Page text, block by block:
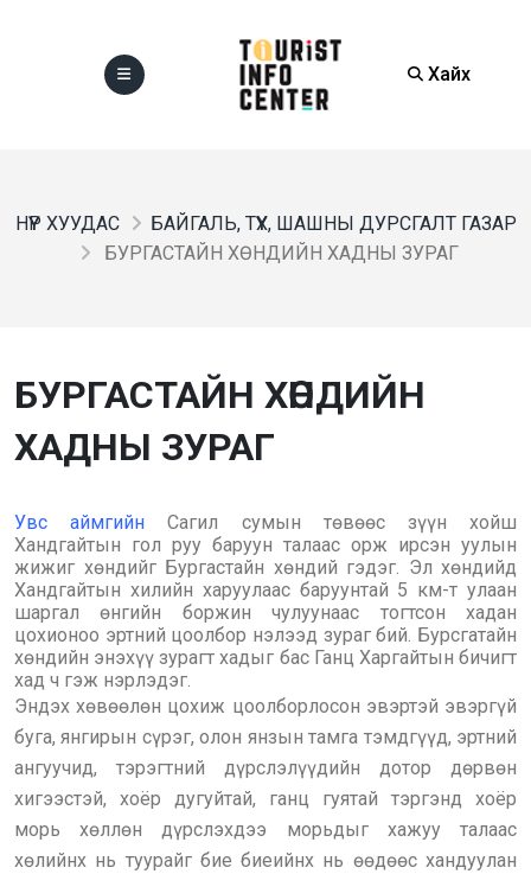
Хайх
НҮҮР ХУУДАС
БАЙГАЛЬ, ТҮҮХ, ШАШНЫ ДУРСГАЛТ ГАЗАР
БУРГАСТАЙН ХӨНДИЙН ХАДНЫ ЗУРАГ
БУРГАСТАЙН ХӨНДИЙН
ХАДНЫ ЗУРАГ
Увс аймгийн Сагил сумын төвөөс зүүн хойш
Хандгайтын гол руу баруун талаас орж ирсэн уулын
жижиг хөндийг Бургастайн хөндий гэдэг. Эл хөндийд
Хандгайтын хилийн харуулаас баруунтай 5 км-т улаан
шаргал өнгийн боржин чулуунаас тогтсон хадан
цохионоо эртний цоолбор нэлээд зураг бий. Бурсгатайн
хөндийн энэхүү зурагт хадыг бас Ганц Харгайтын бичигт
хад ч гэж нэрлэдэг.
Эндэх хөвөөлөн цохиж цоолборлосон эвэртэй эвэргүй
буга, янгирын сүрэг, олон янзын тамга тэмдгүүд, эртний
ангуучид, тэрэгтний дүрслэлүүдийн дотор дөрвөн
хигээстэй, хоёр дугуйтай, ганц гуятай тэргэнд хоёр
морь хөллөн дүрслэхдээ морьдыг хажуу талаас
хөлийнх нь туурайг бие биеийнх нь өөдөөс хандуулан